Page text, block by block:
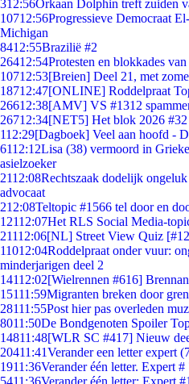
312:56Orkaan Dolphin treft zuiden
10712:56Progressieve Democraat
Michigan
8412:55Brazilië #2
26412:54Protesten en blokkades
10712:53[Breien] Deel 21, met
18712:47[ONLINE] Roddelpraat
26612:38[AMV] VS #1312
26712:34[NET5] Het blok 2026
112:29[Dagboek] Veel aan hoofd -
6112:12Lisa (38) vermoord in
asielzoeker
2112:08Rechtszaak dodelijk
advocaat
212:08Teltopic #1566 tel door en
12112:07Het RLS Social Media-
21112:06[NL] Street View Quiz
11012:04Roddelpraat onder vuur:
minderjarigen deel 2
14112:02[Wielrennen #616]
15111:59Migranten breken door
28111:55Post hier pas overleden
8011:50De Bondgenoten Spoiler
14811:48[WLR SC #417] Nieuw
20411:41Verander een letter expert
1911:36Verander één letter. Expert
5411:36Verander één letter: Expert